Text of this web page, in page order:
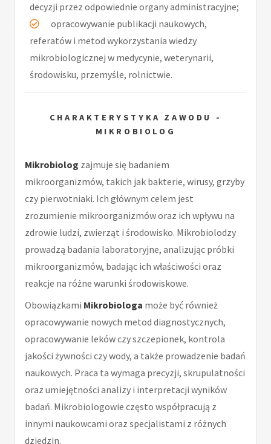
decyzji przez odpowiednie organy administracyjne;
opracowywanie publikacji naukowych,
referatów i metod wykorzystania wiedzy
mikrobiologicznej w medycynie, weterynarii,
środowisku, przemyśle, rolnictwie.
CHARAKTERYSTYKA ZAWODU -
MIKROBIOLOG
Mikrobiolog zajmuje się badaniem
mikroorganizmów, takich jak bakterie, wirusy, grzyby
czy pierwotniaki. Ich głównym celem jest
zrozumienie mikroorganizmów oraz ich wpływu na
zdrowie ludzi, zwierząt i środowisko. Mikrobiolodzy
prowadzą badania laboratoryjne, analizując próbki
mikroorganizmów, badając ich właściwości oraz
reakcje na różne warunki środowiskowe.
Obowiązkami Mikrobiologa może być również
opracowywanie nowych metod diagnostycznych,
opracowywanie leków czy szczepionek, kontrola
jakości żywności czy wody, a także prowadzenie badań
naukowych. Praca ta wymaga precyzji, skrupulatności
oraz umiejętności analizy i interpretacji wyników
badań. Mikrobiologowie często współpracują z
innymi naukowcami oraz specjalistami z różnych
dziedzin.